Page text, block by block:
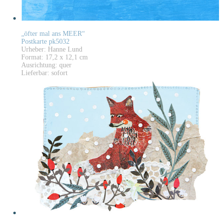
„öfter mal ans MEER“
Postkarte pk5032
Urheber: Hanne Lund
Format: 17,2 x 12,1 cm
Ausrichtung: quer
Lieferbar: sofort